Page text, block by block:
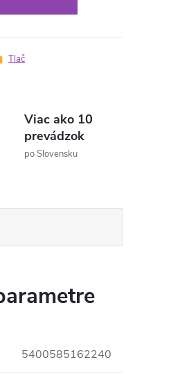
Tlač
Viac ako 10
prevádzok
po Slovensku
5400585162240